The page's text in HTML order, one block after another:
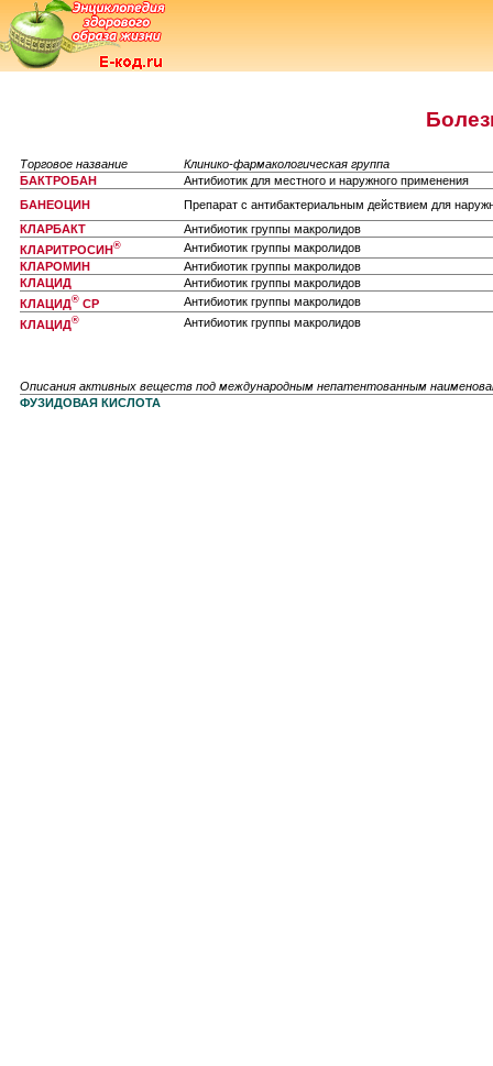
Торговое название
Клинико-фармакологическая группа
БАКТРОБАН
Антибиотик для местного и наружного применения
БАНЕОЦИН
Препарат с антибактериальным действием для
КЛАРБАКТ
Антибиотик группы макролидов
КЛАРИТРОСИН®
Антибиотик группы макролидов
КЛАРОМИН
Антибиотик группы макролидов
КЛАЦИД
Антибиотик группы макролидов
КЛАЦИД® СР
Антибиотик группы макролидов
КЛАЦИД® Антибиотик группы макролидов
Описания активных веществ под международным непатентованным
ФУЗИДОВАЯ КИСЛОТА